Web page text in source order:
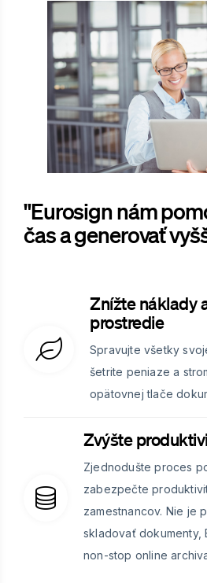
"Eurosign nám
čas a generovať
Znížte náklady
prostredie
Spravujte všetky
šetrite peniaze a
opätovnej tlače
Zvýšte
Zjednodušte proces
zabezpečte
zamestnancov. Nie je
skladovať dokumenty,
non-stop online